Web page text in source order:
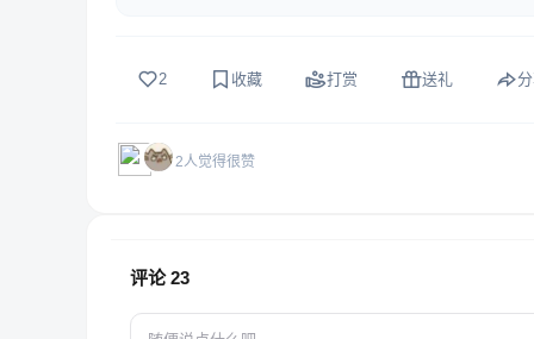
2 收藏 打赏 送礼
2人觉得很赞
评论23